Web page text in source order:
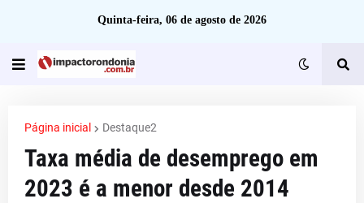
Quinta-feira, 06 de agosto de 2026
Página inicial Destaque2
Taxa média de desemprego em
2023 é a menor desde 2014